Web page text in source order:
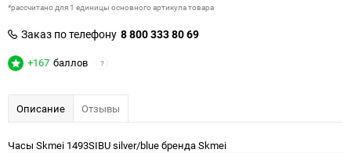
*рассчитано для 1 единицы основного артикула товара
Заказ по телефону 8 800 333 80 69
+167 баллов ?
Описание Отзывы
Часы Skmei 1493SIBU silver/blue бренда Skmei